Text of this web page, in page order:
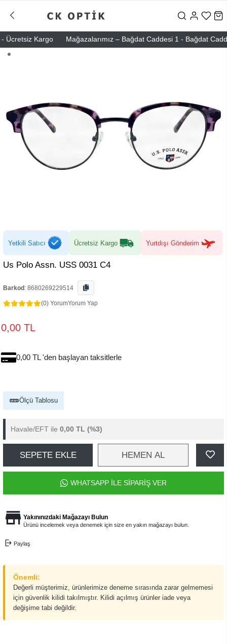
Kargo Mağazalarımız – Bağdat Caddesi 1 - Bağdat
Yetkili Satıcı Ücretsiz Kargo Yurtdışı Gönderim
Us Polo Assn. USS 0031 C4
Barkod : 8680269229514
(0) YorumYorum Yap
0,00 TL
0,00 TL 'den başlayan taksitlerle
Ölçü Tablosu
Havale/EFT ile 0,00 TL (%3)
SEPETE EKLE HEMEN AL
WHATSAPP İLE SİPARİŞ VER
Yakınınızdaki Mağazayı Bulun
Ürünü incelemek veya denemek için size en yakın mağazayı bulun.
Paylaş
Önemli:
Değerli müşterimiz, ürünlerimize deneme sırasında zarar gelmemesi
için güvenlik kilidi takılmıştır. Kilidi açılmış ürünler iade veya
değişime tabi değildir.